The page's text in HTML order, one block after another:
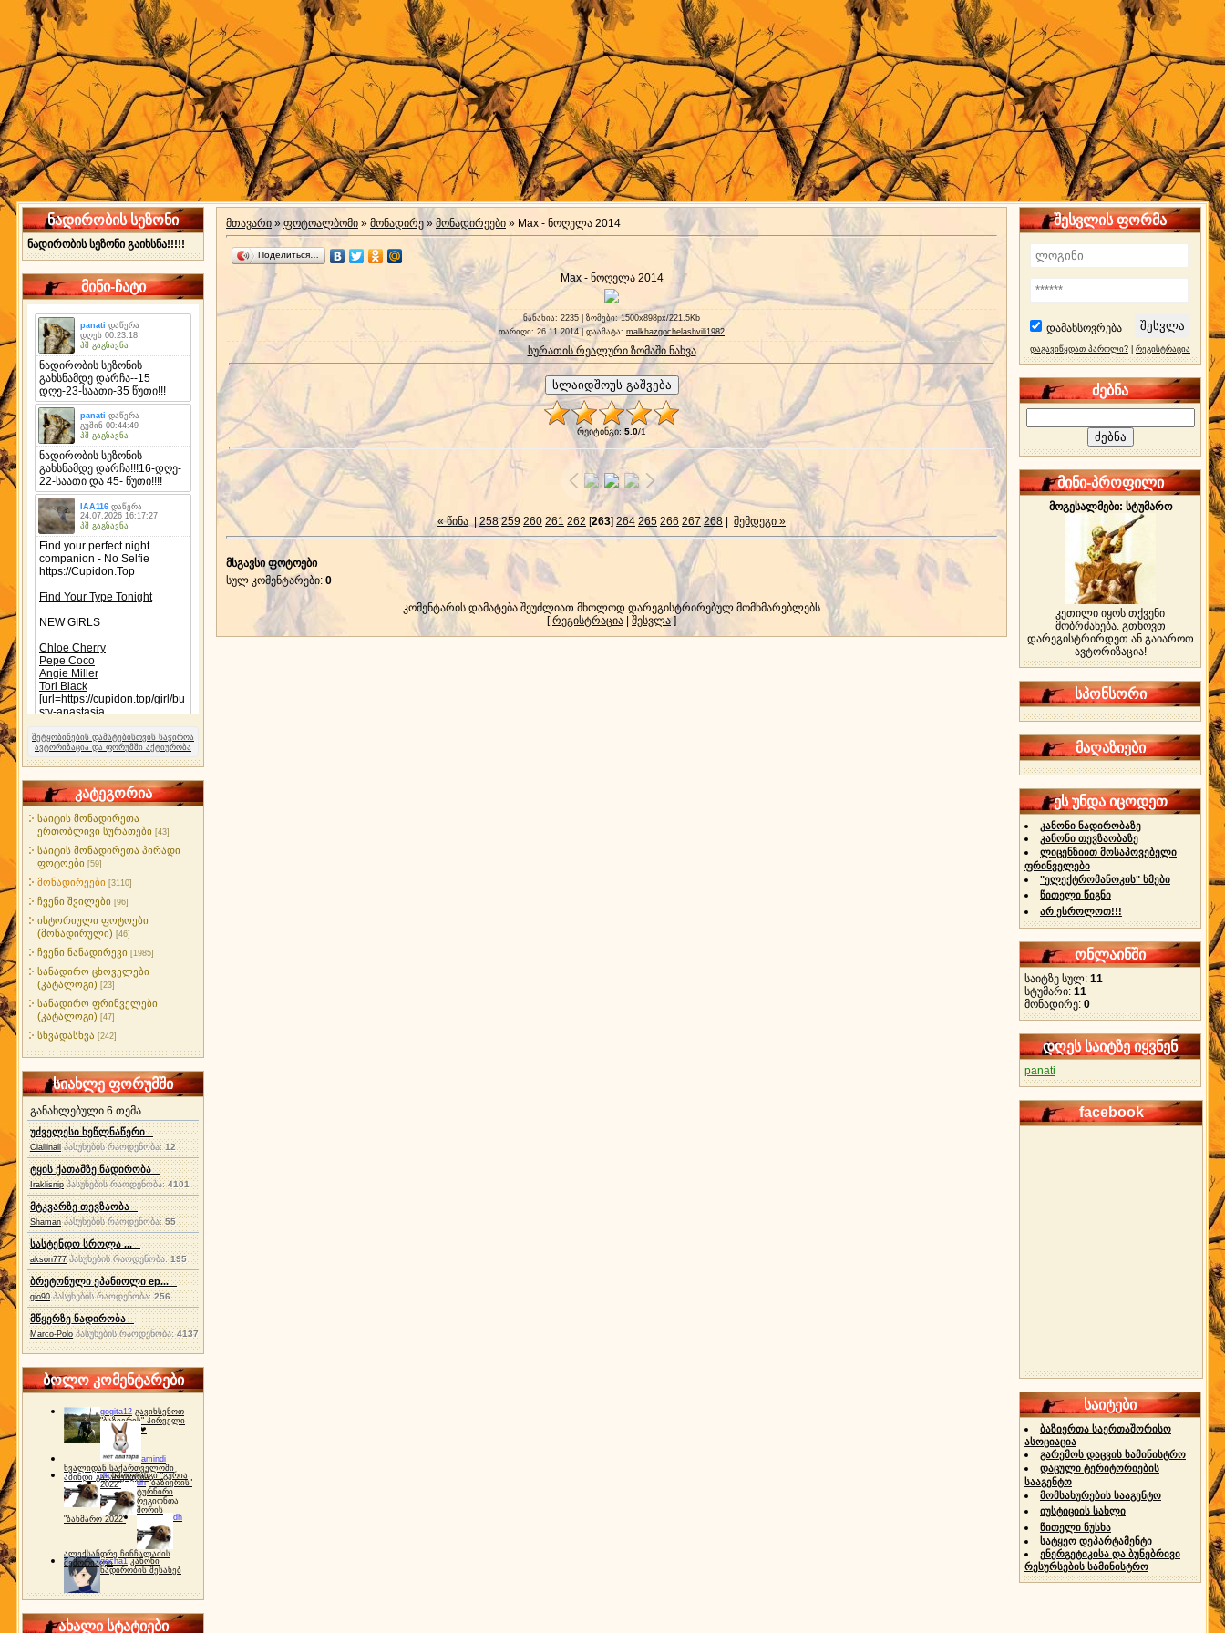
ნადირობის სეზონი
ნადირობის სეზონი გაიხსნა!!!!!
მინი-ჩატი
შეტყობინების დამატებისთვის საჭიროა
ავტორიზაცია და ფორუმში აქტიურობა
კატეგორია
საიტის მონადირეთა
ერთობლივი სურათები [43]
საიტის მონადირეთა პირადი
ფოტოები [59]
მონადირეები [3110]
ჩვენი შვილები [96]
ისტორიული ფოტოები
(მონადირული) [46]
ჩვენი ნანადირევი [1985]
სანადირო ცხოველები
(კატალოგი) [23]
სანადირო ფრინველები
(კატალოგი) [47]
სხვადასხვა [242]
სიახლე ფორუმში
განახლებული 6 თემა
უძველესი ხეწლნაწერი
Ciallinall პასუხების რაოდენობა:12
ტყის ქათამზე ნადირობა
Iraklisnip პასუხების რაოდენობა: 4101
მტკვარზე თევზაობა
Shaman პასუხების რაოდენობა:55
სასტენდო სროლა ...
akson777 პასუხების რაოდენობა:195
ბრეტონული ეპანიოლი ep...
gio90 პასუხების რაოდენობა:256
მწყერზე ნადირობა
Marco-Polo პასუხების რაოდენობა:4137
ბოლო კომენტარები
gogita12 გავიხსენოთ
"ბაზიერის" პირველი
ტურნირი ❤
amindi
ხვალიდან საქართველოში
ამინდი გაუარესდება
dh სპორტინგი "გურია
2022"
dh "ბაზიერის"
ტურნირი
რეგიონთა
შორის
"ბახმარო 2022"
dh
ალექსანდრე ჩინჩალაძის
მემორიალიgocha1 კანონი
ნადირობის შესახებ
ახალი სტატიები
მთავარი » ფოტოალბომი » მონადირე » მონადირეები » Max - ნოღელა 2014
Поделиться…
Max - ნოღელა 2014
ნანახია: 2235 | ზომები: 1500x898px/221.5Kb
თარიღი: 26.11.2014 | დაამატა: malkhazgochelashvili1982
სურათის რეალური ზომაში ნახვა
რეიტინგი: 5.0/1
« წინა |258 259 260 261 262 [263] 264 265 266 267 268 შემდეგი »
მსგავსი ფოტოები
სულ კომენტარები: 0
კომენტარის დამატება შეუძლიათ მხოლოდ დარეგისტრირებულ მომხმარებლებს
[რეგისტრაცია შესვლა]
შესვლის ფორმა
დამახსოვრება
დაგავიწყდათ პაროლი? რეგისტრაცია
ძებნა
მინი-პროფილი
მოგესალმები: სტუმარო
კეთილი იყოს თქვენი
მობრძანება. გთხოვთ
დარეგისტრირდეთ ან გაიაროთ
ავტორიზაცია!
სპონსორი
მაღაზიები
ეს უნდა იცოდეთ
კანონი ნადირობაზე
კანონი თევზაობაზე
ლიცენზიით მოსაპოვებელი
ფრინველები
"ელექტრომანოკის" ხმები
წითელი წიგნი
არ ესროლოთ!!!
ონლაინში
საიტზე სულ: 11
სტუმარი: 11
მონადირე: 0
დღეს საიტზე იყვნენ
panati
facebook
საიტები
ბაზიერთა საერთაშორისო
ასოციაცია
გარემოს დაცვის სამინისტრო
დაცული ტერიტორიების
სააგენტო
მომსახურების სააგენტო
იუსტიციის სახლი
წითელი ნუსხა
სატყეო დეპარტამენტი
ენერგეტიკისა და ბუნებრივი
რესურსების სამინისტრო